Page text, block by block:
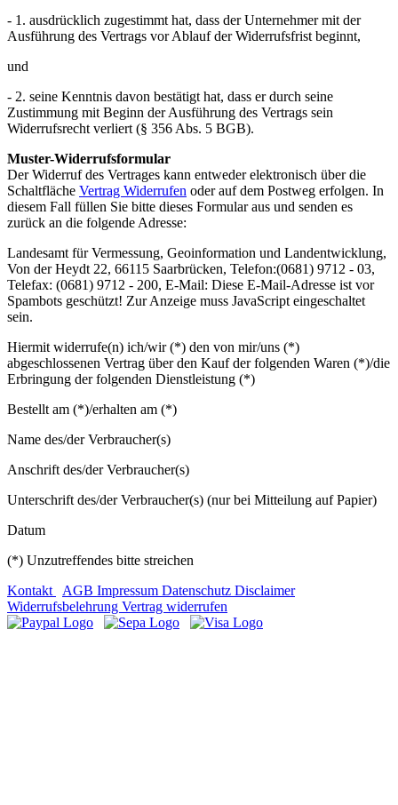
- 1. ausdrücklich zugestimmt hat, dass der Unternehmer mit der
Ausführung des Vertrags vor Ablauf der Widerrufsfrist beginnt,
und
- 2. seine Kenntnis davon bestätigt hat, dass er durch seine
Zustimmung mit Beginn der Ausführung des Vertrags sein
Widerrufsrecht verliert (§ 356 Abs. 5 BGB).
Muster-Widerrufsformular
Der Widerruf des Vertrages kann entweder elektronisch über die
Schaltfläche Vertrag Widerrufen oder auf dem Postweg erfolgen. In
diesem Fall füllen Sie bitte dieses Formular aus und senden es
zurück an die folgende Adresse:
Landesamt für Vermessung, Geoinformation und Landentwicklung,
Von der Heydt 22, 66115 Saarbrücken, Telefon:(0681) 9712 - 03,
Telefax: (0681) 9712 - 200, E-Mail: Diese E-Mail-Adresse ist vor
Spambots geschützt! Zur Anzeige muss JavaScript eingeschaltet
sein.
Hiermit widerrufe(n) ich/wir (*) den von mir/uns (*)
abgeschlossenen Vertrag über den Kauf der folgenden Waren (*)/die
Erbringung der folgenden Dienstleistung (*)
Bestellt am (*)/erhalten am (*)
Name des/der Verbraucher(s)
Anschrift des/der Verbraucher(s)
Unterschrift des/der Verbraucher(s) (nur bei Mitteilung auf Papier)
Datum
(*) Unzutreffendes bitte streichen
Kontakt
AGB Impressum Datenschutz Disclaimer
Widerrufsbelehrung Vertrag widerrufen